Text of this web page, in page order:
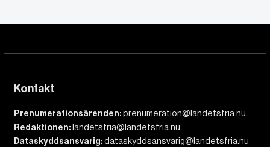
Kontakt
Prenumerationsärenden:prenumeration@landetsfria.nu
Redaktionen: landetsfria@landetsfria.nu
Dataskyddsansvarig:dataskyddsansvarig@landetsfria.nu